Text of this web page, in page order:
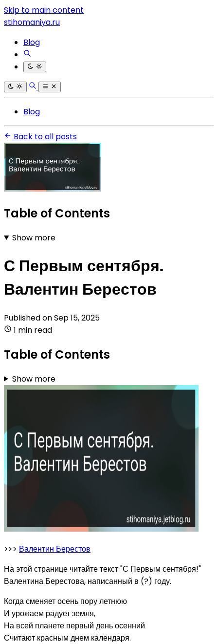
Skip to main content
stihomaniya.ru
Blog
Blog
Back to all posts
Table of Contents
Show more
С Первым сентября.
Валентин Берестов
Published onSep 15, 2025
1 min read
Table of Contents
Show more
>>> Валентин Берестов
На этой странице читайте текст "С Первым сентября!"
Валентина Берестова, написанный в (?) году.
Когда сменяет осень пору летнюю
И урожаем радует земля,
На всей планете первый день осенний
Считают красным днем календаря.